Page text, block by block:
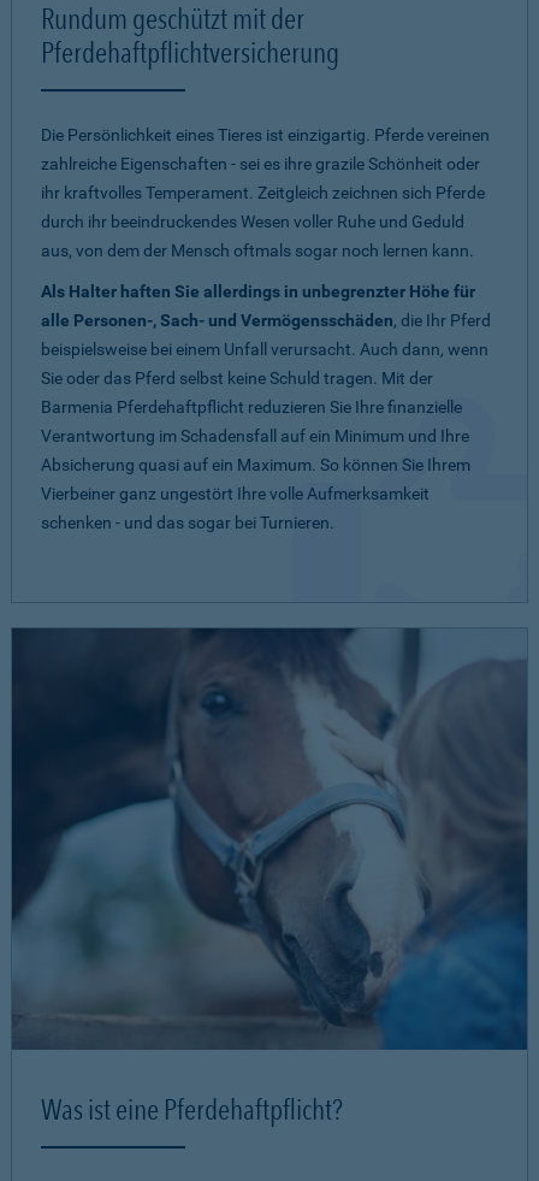
Rundum geschützt mit der
Pferdehaftpflichtversicherung
Die Persönlichkeit eines Tieres ist einzigartig. Pferde vereinen
zahlreiche Eigenschaften - sei es ihre grazile Schönheit oder
ihr kraftvolles Temperament. Zeitgleich zeichnen sich Pferde
durch ihr beeindruckendes Wesen voller Ruhe und Geduld
aus, von dem der Mensch oftmals sogar noch lernen kann.
Als Halter haften Sie allerdings in unbegrenzter Höhe für
alle Personen-, Sach- und Vermögensschäden, die Ihr Pferd
beispielsweise bei einem Unfall verursacht. Auch dann, wenn
Sie oder das Pferd selbst keine Schuld tragen. Mit der
Barmenia Pferdehaftpflicht reduzieren Sie Ihre finanzielle
Verantwortung im Schadensfall auf ein Minimum und Ihre
Absicherung quasi auf ein Maximum. So können Sie Ihrem
Vierbeiner ganz ungestört Ihre volle Aufmerksamkeit
schenken - und das sogar bei Turnieren.
Was ist eine Pferdehaftpflicht?